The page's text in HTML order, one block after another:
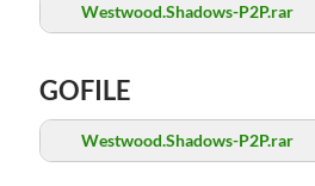
Westwood.Shadows-P2P.rar
GOFILE
Westwood.Shadows-P2P.rar